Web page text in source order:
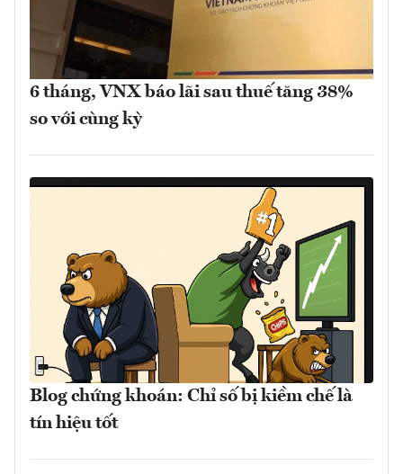
6 tháng, VNX báo lãi sau thuế tăng 38%
so với cùng kỳ
Blog chứng khoán: Chỉ số bị kiềm chế là
tín hiệu tốt